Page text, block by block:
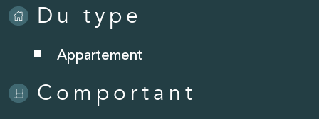
Du type
Appartement
Comportant